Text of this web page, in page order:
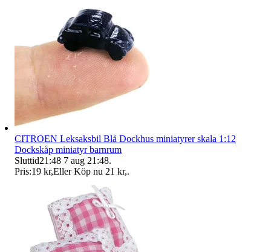
CITROEN Leksaksbil Blå Dockhus miniatyrer skala 1:12
Dockskåp miniatyr barnrum
Sluttid21:48 7 aug 21:48.
Pris:19 kr,Eller Köp nu 21 kr,.